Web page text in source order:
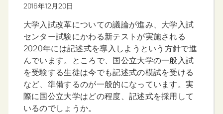
2016年12月20日
大学入試改革についての議論が進み、大学入試
センター試験にかわる新テストが実施される
2020年には記述式を導入しようという方針で進
んでいます。ところで、国公立大学の一般入試
を受験する生徒は今でも記述式の模試を受ける
など、準備するのが一般的になっています。実
際に国公立大学はどの程度、記述式を採用して
いるのでしょうか。